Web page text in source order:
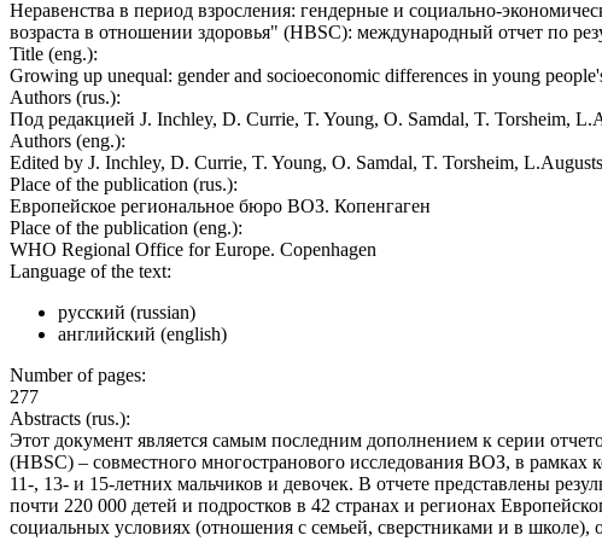
Неравенства в период взросления: гендерные и социально-
возраста в отношении здоровья" (HBSC): международный отчет по
Title (eng.):
Growing up unequal: gender and socioeconomic differences in young
Authors (rus.):
Под редакцией J. Inchley, D. Currie, T. Young, O. Samdal, T. Torsheim,
Authors (eng.):
Edited by J. Inchley, D. Currie, T. Young, O. Samdal, T. Torsheim,
Place of the publication (rus.):
Европейское региональное бюро ВОЗ. Копенгаген
Place of the publication (eng.):
WHO Regional Office for Europe. Copenhagen
Language of the text:
русский (russian)
английский (english)
Number of pages:
277
Abstracts (rus.):
Этот документ является самым последним дополнением к серии
(HBSC) – совместного многостранового исследования ВОЗ, в рамках
11-, 13- и 15-летних мальчиков и девочек. В отчете представлены
почти 220 000 детей и подростков в 42 странах и регионах
социальных условиях (отношения с семьей, сверстниками и в школе),